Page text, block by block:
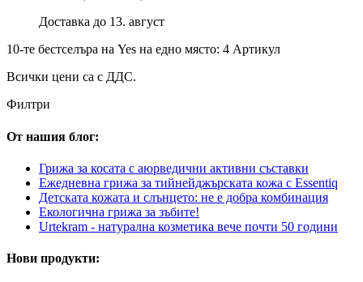
Доставка до 13. август
10-те бестселъра на Yes на едно място: 4 Артикул
Всички цени са с ДДС.
Филтри
От нашия блог:
Грижа за косата с аюрведични активни съставки
Ежедневна грижа за тийнейджърската кожа с Essentiq
Детската кожата и слънцето: не е добра комбинация
Екологична грижа за зъбите!
Urtekram - натурална козметика вече почти 50 години
Нови продукти: